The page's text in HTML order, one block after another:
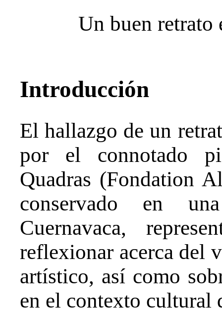
Un buen retrato
Introducción
El hallazgo de un
por el connotado
Quadras (Fondation
conservado en
Cuernavaca,
reflexionar acerca del
artístico, así como
en el contexto cultural